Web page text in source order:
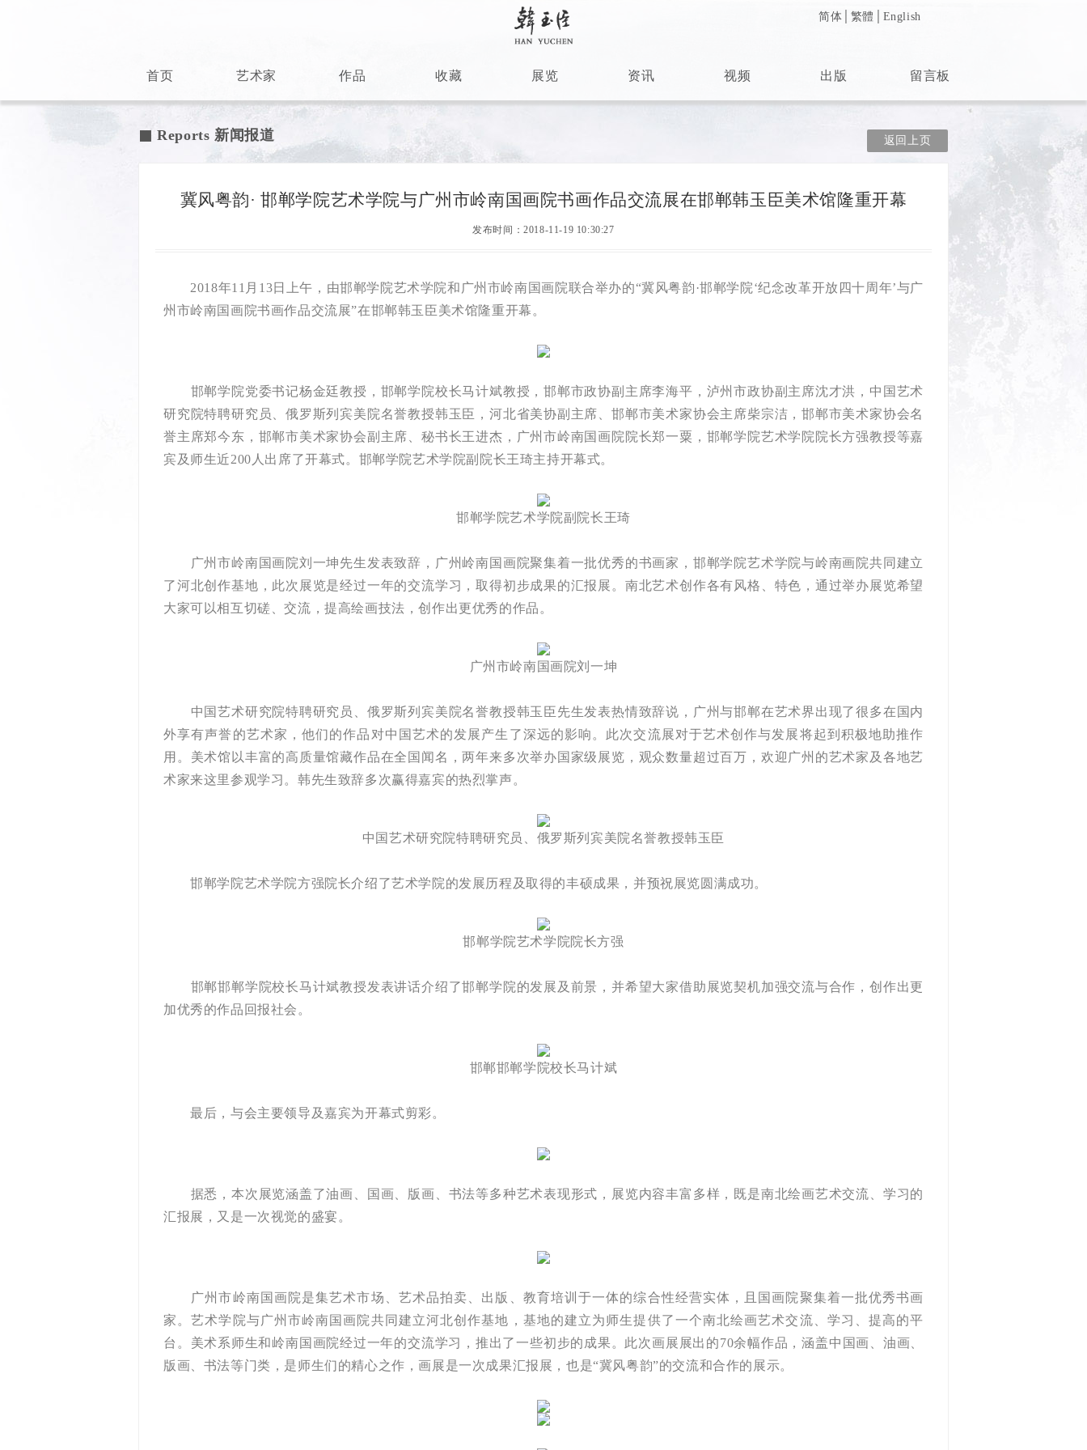
简体 繁體 English
首页 艺术家 作品 收藏 展览 资讯 视频 出版 留言板
Reports 新闻报道 返回上页
冀风粤韵· 邯郸学院艺术学院与广州市岭南国画院书画作品交流展在邯郸韩玉臣美术馆隆重开幕
发布时间：2018-11-19 10:30:27
2018年11月13日上午，由邯郸学院艺术学院和广州市岭南国画院联合举办的“冀风粤韵·邯郸学院‘纪念改革开放四十周年’与广
州市岭南国画院书画作品交流展”在邯郸韩玉臣美术馆隆重开幕。
邯郸学院党委书记杨金廷教授，邯郸学院校长马计斌教授，邯郸市政协副主席李海平，泸州市政协副主席沈才洪，中国艺术
研究院特聘研究员、俄罗斯列宾美院名誉教授韩玉臣，河北省美协副主席、邯郸市美术家协会主席柴宗洁，邯郸市美术家协会名
誉主席郑今东，邯郸市美术家协会副主席、秘书长王进杰，广州市岭南国画院院长郑一粟，邯郸学院艺术学院院长方强教授等嘉
宾及师生近200人出席了开幕式。邯郸学院艺术学院副院长王琦主持开幕式。
邯郸学院艺术学院副院长王琦
广州市岭南国画院刘一坤先生发表致辞，广州岭南国画院聚集着一批优秀的书画家，邯郸学院艺术学院与岭南画院共同建立
了河北创作基地，此次展览是经过一年的交流学习，取得初步成果的汇报展。南北艺术创作各有风格、特色，通过举办展览希望
大家可以相互切磋、交流，提高绘画技法，创作出更优秀的作品。
广州市岭南国画院刘一坤
中国艺术研究院特聘研究员、俄罗斯列宾美院名誉教授韩玉臣先生发表热情致辞说，广州与邯郸在艺术界出现了很多在国内
外享有声誉的艺术家，他们的作品对中国艺术的发展产生了深远的影响。此次交流展对于艺术创作与发展将起到积极地助推作
用。美术馆以丰富的高质量馆藏作品在全国闻名，两年来多次举办国家级展览，观众数量超过百万，欢迎广州的艺术家及各地艺
术家来这里参观学习。韩先生致辞多次赢得嘉宾的热烈掌声。
中国艺术研究院特聘研究员、俄罗斯列宾美院名誉教授韩玉臣
邯郸学院艺术学院方强院长介绍了艺术学院的发展历程及取得的丰硕成果，并预祝展览圆满成功。
邯郸学院艺术学院院长方强
邯郸邯郸学院校长马计斌教授发表讲话介绍了邯郸学院的发展及前景，并希望大家借助展览契机加强交流与合作，创作出更
加优秀的作品回报社会。
邯郸邯郸学院校长马计斌
最后，与会主要领导及嘉宾为开幕式剪彩。
据悉，本次展览涵盖了油画、国画、版画、书法等多种艺术表现形式，展览内容丰富多样，既是南北绘画艺术交流、学习的
汇报展，又是一次视觉的盛宴。
广州市岭南国画院是集艺术市场、艺术品拍卖、出版、教育培训于一体的综合性经营实体，且国画院聚集着一批优秀书画
家。艺术学院与广州市岭南国画院共同建立河北创作基地，基地的建立为师生提供了一个南北绘画艺术交流、学习、提高的平
台。美术系师生和岭南国画院经过一年的交流学习，推出了一些初步的成果。此次画展展出的70余幅作品，涵盖中国画、油画、
版画、书法等门类，是师生们的精心之作，画展是一次成果汇报展，也是“冀风粤韵”的交流和合作的展示。